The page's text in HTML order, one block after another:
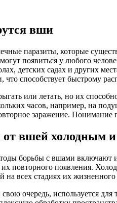
вши
паразиты, которые
появиться у любого
детских садах и других
способствует быстрому
или летать, но их
часов, например, на
заражение.
от вшей холодным
борьбы с вшами включают
повторного появления.
всех стадиях их
очередь, используется